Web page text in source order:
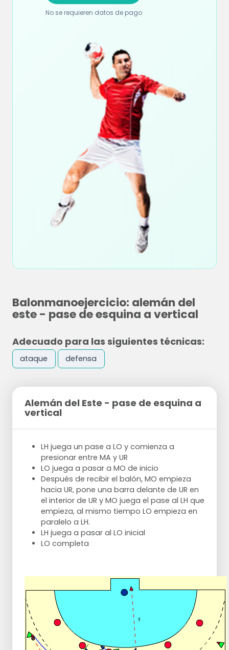
No se requieren datos de pago
Balonmanoejercicio: alemán del
este - pase de esquina a vertical
Adecuado para las siguientes técnicas:
ataque defensa
Alemán del Este - pase de esquina a
vertical
LH juega un pase a LO y comienza a
presionar entre MA y UR
LO juega a pasar a MO de inicio
Después de recibir el balón, MO empieza
hacia UR, pone una barra delante de UR en
el interior de UR y MO juega el pase al LH que
empieza, al mismo tiempo LO empieza en
paralelo a LH.
LH juega a pasar al LO inicial
LO completa